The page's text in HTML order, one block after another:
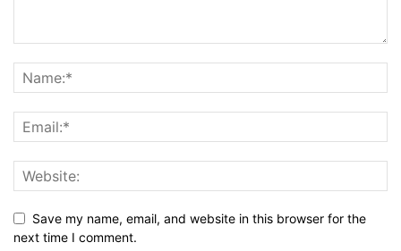
Save my name, email, and website in this browser for the
next time I comment.